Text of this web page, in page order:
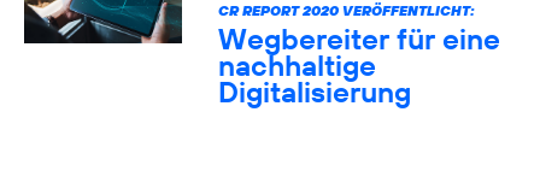
CR REPORT 2020 VERÖFFENTLICHT:
Wegbereiter für eine
nachhaltige
Digitalisierung